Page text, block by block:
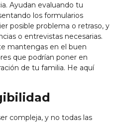
Ayudan evaluando tu
los formularios
posible problema o retraso, y
o entrevistas necesarias.
mantengas en el buen
que podrían poner en
de tu familia. He aquí
compleja, y no todas las